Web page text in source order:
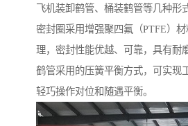
飞机装卸鹤管、桶装鹤管等几种形
密封圈采用增强聚四氟（PTFE）
理，密封性能优越、可靠，具有耐
鹤管采用的压簧平衡方式，可实现
轻巧操作对位和随遇平衡。